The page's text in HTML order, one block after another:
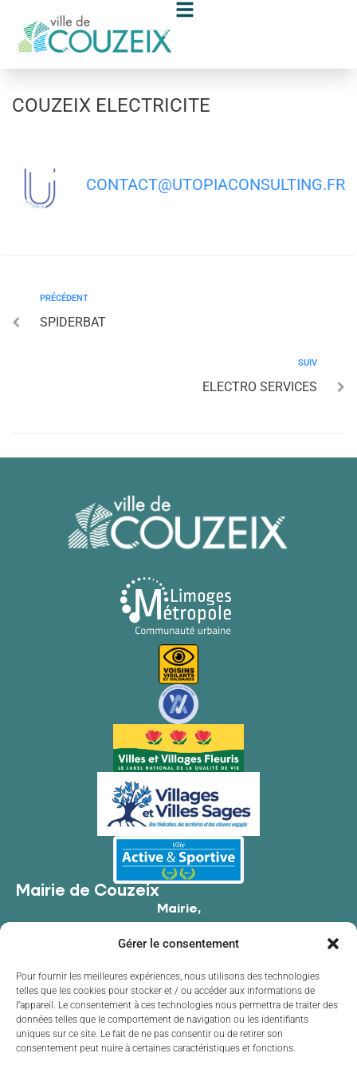
Gérer le consentement
Pour fournir les meilleures expériences, nous utilisons des technologies
telles que les cookies pour stocker et / ou accéder aux informations de
l’appareil. Le consentement à ces technologies nous permettra de traiter des
données telles que le comportement de navigation ou les identifiants
uniques sur ce site. Le fait de ne pas consentir ou de retirer son
consentement peut nuire à certaines caractéristiques et fonctions.
COUZEIX ELECTRICITE
CONTACT@UTOPIACONSULTING.FR
PRÉCÉDENT
SPIDERBAT
SUIV
ELECTRO SERVICES
Mairie de Couzeix
Mairie,
87270 Couzeix
05 55 39 34 09
Contacter la mairie
Horaires d'ouverture
Lundide 8h30 à 12h00 et de 13h30 à 17h30
Mardi
de 8h30 à 12h00 et de 13h30 à 17h30